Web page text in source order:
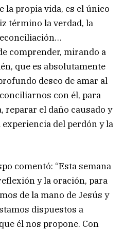
la propia vida, es el único
término la verdad, la
comprender, mirando a
que es absolutamente
deseo de amar al
con él, para
reparar el daño causado y
del perdón y la
comentó: “Esta semana
y la oración, para
de la mano de Jesús y
dispuestos a
él nos propone. Con